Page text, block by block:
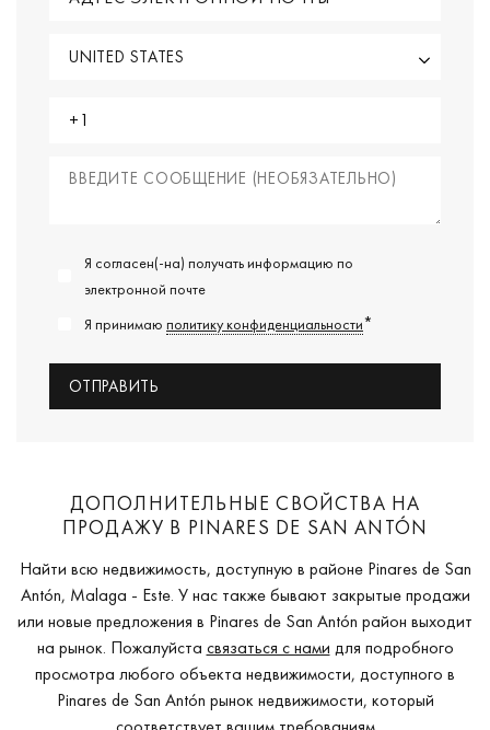
Я согласен(-на) получать информацию по
электронной почте
Я принимаю политику конфиденциальности*
ДОПОЛНИТЕЛЬНЫЕ СВОЙСТВА НА
ПРОДАЖУ В PINARES DE SAN ANTÓN
Найти всю недвижимость, доступную в районе Pinares de San
Antón, Malaga - Este. У нас также бывают закрытые продажи
или новые предложения в Pinares de San Antón район выходит
на рынок. Пожалуйста связаться с нами для подробного
просмотра любого объекта недвижимости, доступного в
Pinares de San Antón рынок недвижимости, который